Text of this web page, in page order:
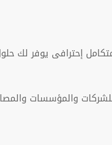
إحترافى يوفر لك
والمؤسسات